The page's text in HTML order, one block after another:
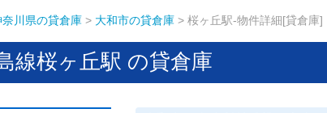
奈川県の貸倉庫 > 大和市の貸倉庫 > 桜ヶ丘駅-物件詳細[貸倉庫]
線桜ヶ丘駅 の貸倉庫